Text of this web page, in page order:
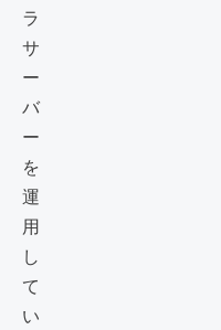
ラ
サ
ー
バ
ー
を
運
用
し
て
い